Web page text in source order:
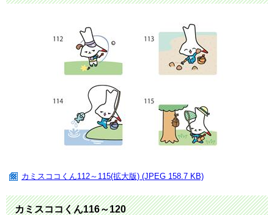
カミスココくん112～115(拡大版) (JPEG 158.7 KB)
カミスココくん116～120